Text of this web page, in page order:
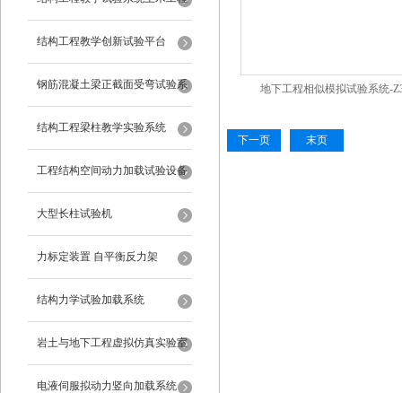
试验设备
结构工程教学创新试验平台
钢筋混凝土梁正截面受弯试验系
统
结构工程梁柱教学实验系统
工程结构空间动力加载试验设备
反力框架
大型长柱试验机
力标定装置 自平衡反力架
结构力学试验加载系统
岩土与地下工程虚拟仿真实验室
电液伺服拟动力竖向加载系统
地下工程相似模拟试验系统-
下一页 末页